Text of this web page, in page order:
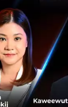
จากบัญชีของผู้ส่งด้วยคลิ
ตุลาคม 5, 2023
0
News spam gmail
Gmail ระบบล่มเกือ